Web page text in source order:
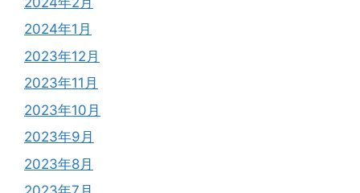
2024年1月
2023年12月
2023年11月
2023年10月
2023年9月
2023年8月